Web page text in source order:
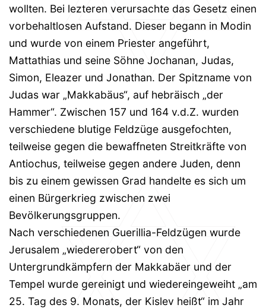
wollten. Bei lezteren verursachte das Gesetz einen
vorbehaltlosen Aufstand. Dieser begann in Modin
und wurde von einem Priester angeführt,
Mattathias und seine Söhne Jochanan, Judas,
Simon, Eleazer und Jonathan. Der Spitzname von
Judas war „Makkabäus“, auf hebräisch „der
Hammer“. Zwischen 157 und 164 v.d.Z. wurden
verschiedene blutige Feldzüge ausgefochten,
teilweise gegen die bewaffneten Streitkräfte von
Antiochus, teilweise gegen andere Juden, denn
bis zu einem gewissen Grad handelte es sich um
einen Bürgerkrieg zwischen zwei
Bevölkerungsgruppen.
Nach verschiedenen Guerillia-Feldzügen wurde
Jerusalem „wiedererobert“ von den
Untergrundkämpfern der Makkabäer und der
Tempel wurde gereinigt und wiedereingeweiht „am
25. Tag des 9. Monats, der Kislev heißt“ im Jahr